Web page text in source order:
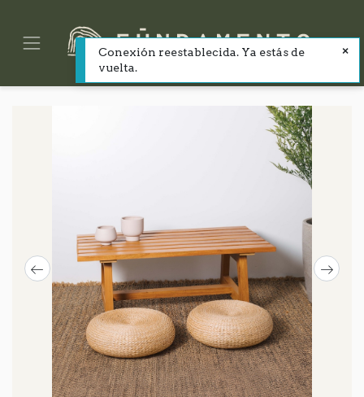
Conexión reestablecida. Ya estás de
vuelta.